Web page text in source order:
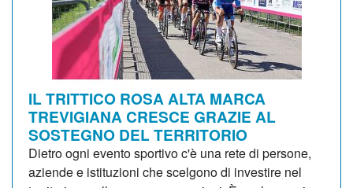
IL TRITTICO ROSA ALTA MARCA
TREVIGIANA CRESCE GRAZIE AL
SOSTEGNO DEL TERRITORIO
Dietro ogni evento sportivo c'è una rete di persone,
aziende e istituzioni che scelgono di investire nel